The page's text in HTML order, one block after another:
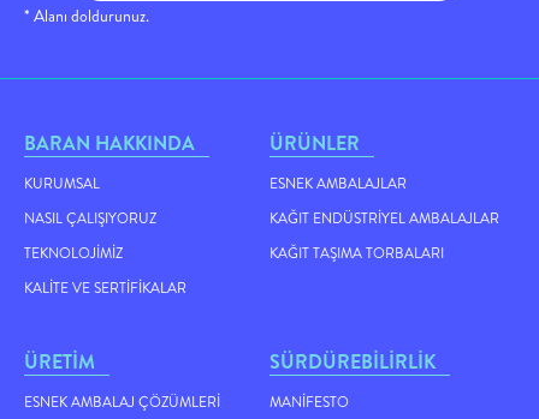
* Alanı doldurunuz.
BARAN HAKKINDA
KURUMSAL
NASIL ÇALIŞIYORUZ
TEKNOLOJIMIZ
KALITE VE SERTIFIKALAR
ÜRÜNLER
ESNEK AMBALAJLAR
KAĞIT ENDÜSTRIYEL AMBALAJLAR
KAĞIT TAŞIMA TORBALARI
ÜRETİM
ESNEK AMBALAJ ÇÖZÜMLERI
SÜRDÜREBİLİRLİK
MANIFESTO